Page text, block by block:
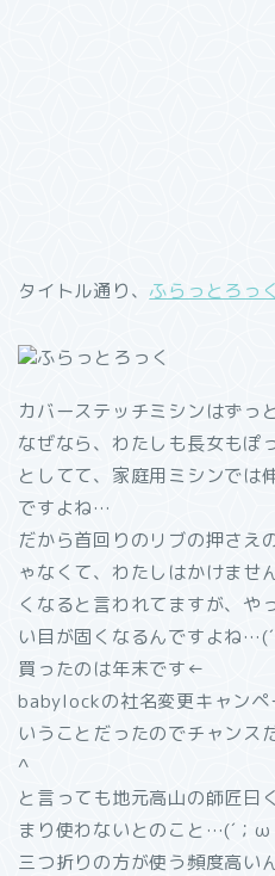
タイトル通り、 ふらっとろっ
カバーステッチミシンはずっ
なぜなら、わたしも長女もぽ
としてて、家庭用ミシンでは
ですよね…
だから首回りのリブの押さえ
ゃなくて、わたしはかけませ
くなると言われてますが、や
い目が固くなるんですよね
買ったのは年末です←
babylockの社名変更キャンペ
いうことだったのでチャンス
^
と言っても地元高山の師匠曰
まり使わないとのこと…(´；ω
三つ折りの方が使う頻度高い